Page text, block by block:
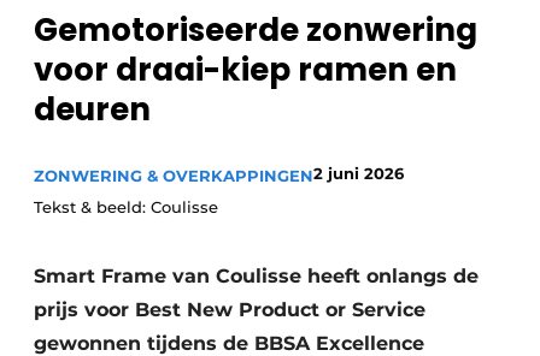
Gemotoriseerde zonwering
voor draai-kiep ramen en
deuren
ZONWERING & OVERKAPPINGEN2 juni 2026
Tekst & beeld: Coulisse
Smart Frame van Coulisse heeft onlangs de
prijs voor Best New Product or Service
gewonnen tijdens de BBSA Excellence